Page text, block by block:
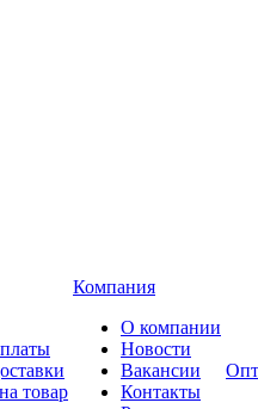
товар
Компания
О компании
Новости
Вакансии
Контакты